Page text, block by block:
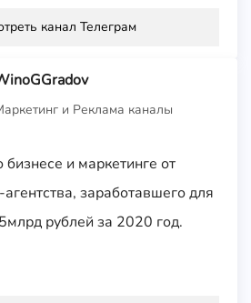
канал Телеграм
и Реклама каналы
бизнесе и маркетинге от
агентства, заработавшего для
рублей за 2020 год.